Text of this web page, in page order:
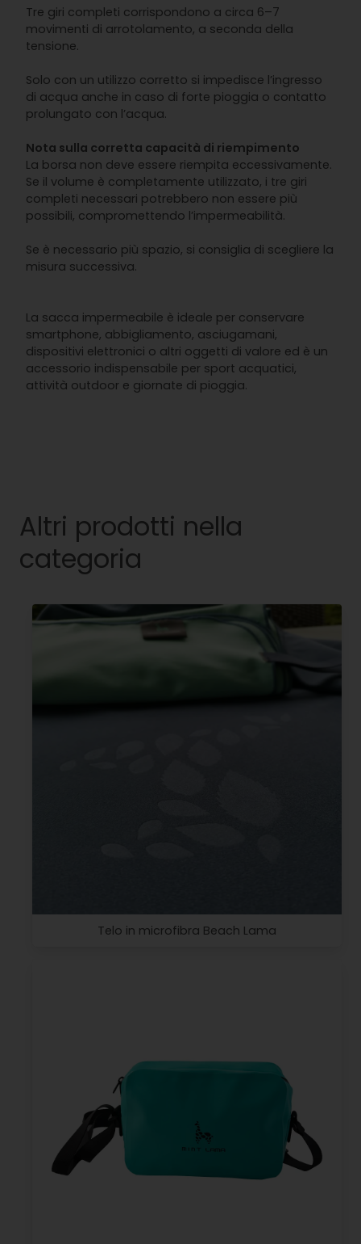
Tre giri completi corrispondono a circa 6–7
movimenti di arrotolamento, a seconda della
tensione.
Solo con un utilizzo corretto si impedisce l’ingresso
di acqua anche in caso di forte pioggia o contatto
prolungato con l’acqua.
Nota sulla corretta capacità di riempimento
La borsa non deve essere riempita eccessivamente.
Se il volume è completamente utilizzato, i tre giri
completi necessari potrebbero non essere più
possibili, compromettendo l’impermeabilità.
Se è necessario più spazio, si consiglia di scegliere la
misura successiva.
La sacca impermeabile è ideale per conservare
smartphone, abbigliamento, asciugamani,
dispositivi elettronici o altri oggetti di valore ed è un
accessorio indispensabile per sport acquatici,
attività outdoor e giornate di pioggia.
Altri prodotti nella
categoria
Telo in microfibra Beach Lama